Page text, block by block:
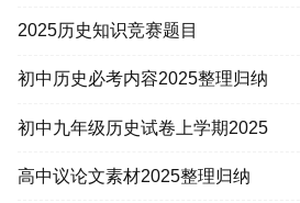
2025历史知识竞赛题目
初中历史必考内容2025整理归纳
初中九年级历史试卷上学期2025
高中议论文素材2025整理归纳